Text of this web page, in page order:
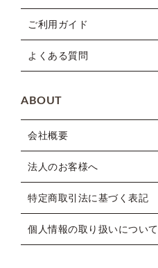
ご利用ガイド
よくある質問
ABOUT
会社概要
法人のお客様へ
特定商取引法に基づく表記
個人情報の取り扱いについて